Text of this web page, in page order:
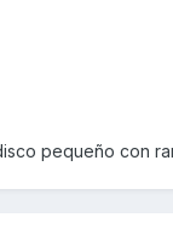
pequeño con